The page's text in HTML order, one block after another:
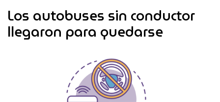
Los autobuses sin conductor
llegaron para quedarse